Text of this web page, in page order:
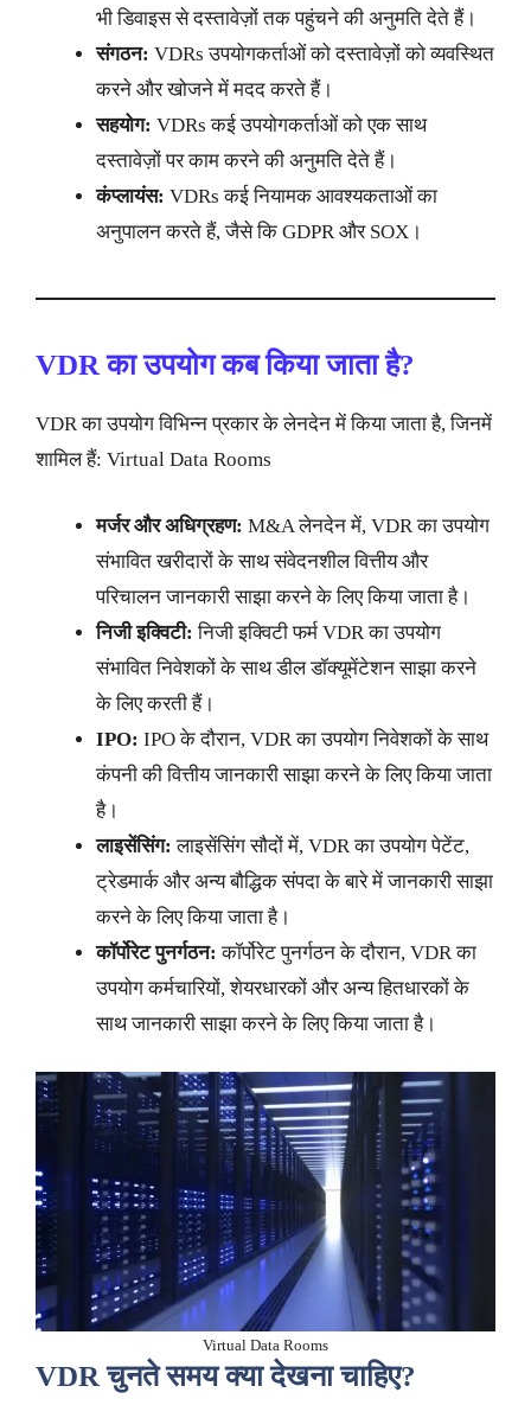
भी डिवाइस से दस्तावेज़ों तक पहुंचने की अनुमति देते हैं।
संगठन: VDRs उपयोगकर्ताओं को दस्तावेज़ों को व्यवस्थित
करने और खोजने में मदद करते हैं।
सहयोग: VDRs कई उपयोगकर्ताओं को एक साथ
दस्तावेज़ों पर काम करने की अनुमति देते हैं।
कंप्लायंस: VDRs कई नियामक आवश्यकताओं का
अनुपालन करते हैं, जैसे कि GDPR और SOX।
VDR का उपयोग कब किया जाता है?
VDR का उपयोग विभिन्न प्रकार के लेनदेन में किया जाता है, जिनमें
शामिल हैं: Virtual Data Rooms
मर्जर और अधिग्रहण: M&A लेनदेन में, VDR का उपयोग
संभावित खरीदारों के साथ संवेदनशील वित्तीय और
परिचालन जानकारी साझा करने के लिए किया जाता है।
निजी इक्विटी: निजी इक्विटी फर्म VDR का उपयोग
संभावित निवेशकों के साथ डील डॉक्यूमेंटेशन साझा करने
के लिए करती हैं।
IPO: IPO के दौरान, VDR का उपयोग निवेशकों के साथ
कंपनी की वित्तीय जानकारी साझा करने के लिए किया जाता
है।
लाइसेंसिंग: लाइसेंसिंग सौदों में, VDR का उपयोग पेटेंट,
ट्रेडमार्क और अन्य बौद्धिक संपदा के बारे में जानकारी साझा
करने के लिए किया जाता है।
कॉर्पोरेट पुनर्गठन: कॉर्पोरेट पुनर्गठन के दौरान, VDR का
उपयोग कर्मचारियों, शेयरधारकों और अन्य हितधारकों के
साथ जानकारी साझा करने के लिए किया जाता है।
Virtual Data Rooms
VDRचुनते समय क्या देखना चाहिए?